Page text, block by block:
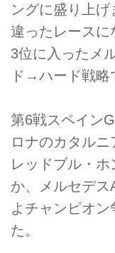
ングに盛り上
違ったレースに
3位に入ったメ
ド→ハード戦略
第6戦スペイン
ロナのカタルニ
レッドブル・
か、メルセデ
よチャンピオ
た。